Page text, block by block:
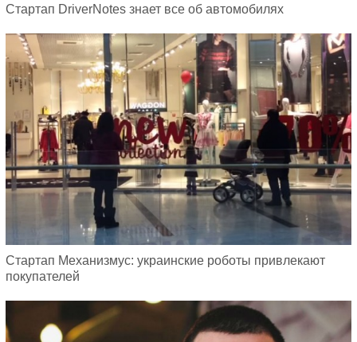
Стартап DriverNotes знает все об автомобилях
Стартап Механизмус: украинские роботы привлекают
покупателей